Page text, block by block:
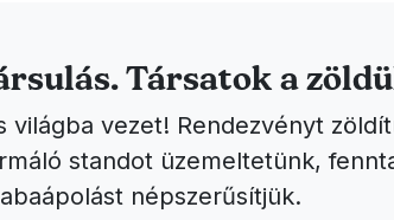
Társatok a
vezet! Rendezvényt
standot üzemeltetünk,
népszerűsítjük.